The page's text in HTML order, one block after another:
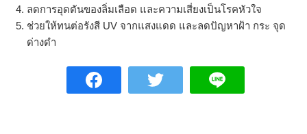
ลดการอุดตันของลิ่มเลือด และความเสี่ยงเป็นโรคหัวใจ
ช่วยให้ทนต่อรังสี UV จากแสงแดด และลดปัญหาฝ้า กระ จุด
ด่างดำ